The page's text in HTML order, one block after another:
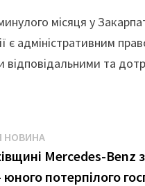
місяця у
є адміністративним
відповідальними та
НОВИНАПопередня
новина:
Mercedes-Benz
потерпілого